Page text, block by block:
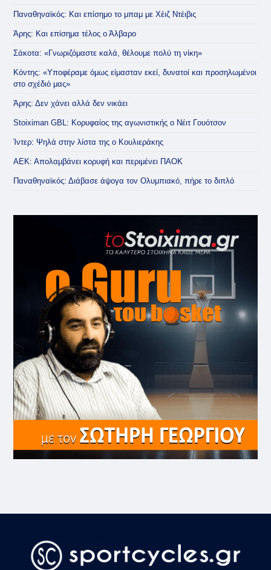
Παναθηναϊκός: Και επίσημο το μπαμ με Χέιζ Ντέιβις
Άρης: Και επίσημα τέλος ο Άλβαρο
Σάκοτα: «Γνωριζόμαστε καλά, θέλουμε πολύ τη νίκη»
Κόντης: «Υποφέραμε όμως είμασταν εκεί, δυνατοί και προσηλωμένοι
στο σχέδιό μας»
Άρης: Δεν χάνει αλλά δεν νικάει
Stoiximan GBL: Κορυφαίος της αγωνιστικής ο Νέιτ Γουότσον
Ίντερ: Ψηλά στην λίστα της ο Κουλιεράκης
ΑΕΚ: Απολαμβάνει κορυφή και περιμένει ΠΑΟΚ
Παναθηναϊκός: Διάβασε άψογα τον Ολυμπιακό, πήρε το διπλό